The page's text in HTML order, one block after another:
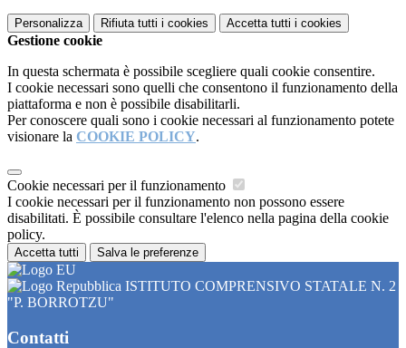
Personalizza Rifiuta tutti i cookies Accetta tutti i cookies
Gestione cookie
In questa schermata è possibile scegliere quali cookie consentire.
I cookie necessari sono quelli che consentono il funzionamento della
piattaforma e non è possibile disabilitarli.
Per conoscere quali sono i cookie necessari al funzionamento potete
visionare la COOKIE POLICY.
Cookie necessari per il funzionamento
I cookie necessari per il funzionamento non possono essere
disabilitati. È possibile consultare l'elenco nella pagina della cookie
policy.
Accetta tutti Salva le preferenze
ISTITUTO COMPRENSIVO STATALE N. 2
"P. BORROTZU"
Contatti